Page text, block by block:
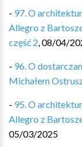
- 97. O
Allegro z
część 2,08/04/
- 96. O
Michałem
- 95. O
Allegro z
05/03/2025